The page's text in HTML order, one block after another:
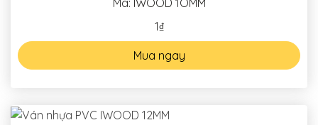
1₫
Mua ngay